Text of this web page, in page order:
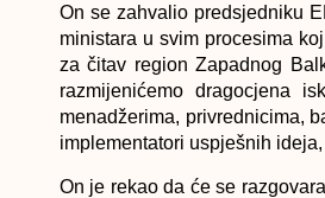
On se zahvalio predsjedniku
ministara u svim procesima
za čitav region Zapadnog
razmijenićemo dragocjena
menadžerima, privrednicima,
implementatori uspješnih
On je rekao da će se